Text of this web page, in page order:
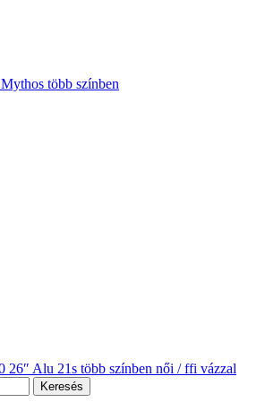
több színben
26″ Alu 21s több színben női / ffi vázzal